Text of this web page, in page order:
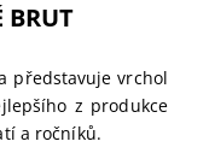
BRUT
představuje vrchol
z produkce
a ročníků.